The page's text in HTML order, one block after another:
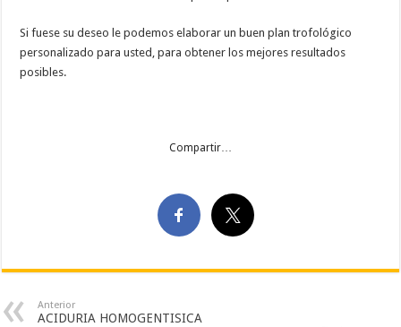
Si fuese su deseo le podemos elaborar un buen plan trofológico
personalizado para usted, para obtener los mejores resultados
posibles.
Compartir…
Anterior
ACIDURIA HOMOGENTISICA